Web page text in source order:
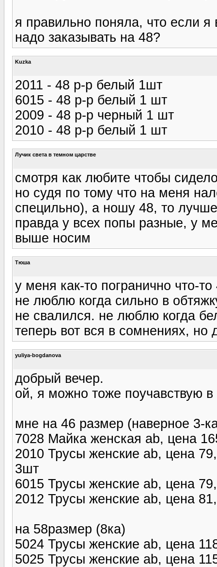
я правильно поняла, что если
надо заказывать на 48?
Kuzka
2011 - 48 р-р белый 1шт
6015 - 48 р-р белый 1 шт
2009 - 48 р-р черный 1 шт
2010 - 48 р-р белый 1 шт
Лучик света в темном царстве
смотря как любите чтобы
но судя по тому что на меня
специльно), а ношу 48, то лучше
правда у всех попы разные, у
выше носим
Тюша
у меня как-то погранично что-
не люблю когда сильно в
не свалился. не люблю когда
теперь вот вся в сомнениях, но
yuliya-bogdanova
добрый вечер.
ой, я можно тоже поучавствую в
мне на 46 размер (наверное 3-
7028 Майка женская ab, цена
2010 Трусы женские ab, цена
3шт
6015 Трусы женские ab, цена
2012 Трусы женские ab, цена
на 58размер (8ка)
5024 Трусы женские ab, цена
5025 Трусы женские ab, цена